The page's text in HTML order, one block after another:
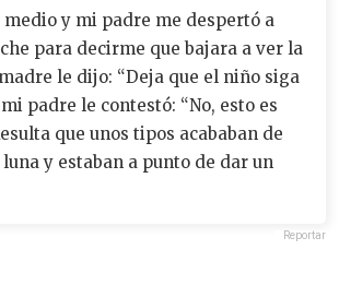
medio y mi padre me despertó a
para decirme que bajara a ver la
le dijo: “Deja que el niño siga
padre le contestó: “No, esto es
que unos tipos acababan de
y estaban a punto de dar un
Reportar